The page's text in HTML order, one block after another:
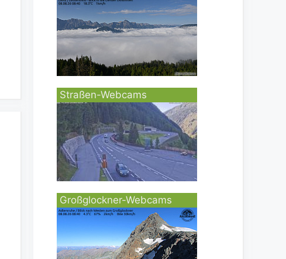
Straßen-Webcams
Großglockner-Webcams